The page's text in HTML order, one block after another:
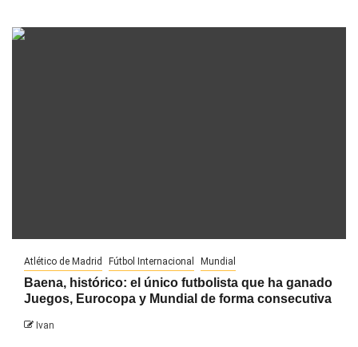
Atlético de Madrid Fútbol Internacional Mundial
Baena, histórico: el único futbolista que ha ganado
Juegos, Eurocopa y Mundial de forma consecutiva
Ivan